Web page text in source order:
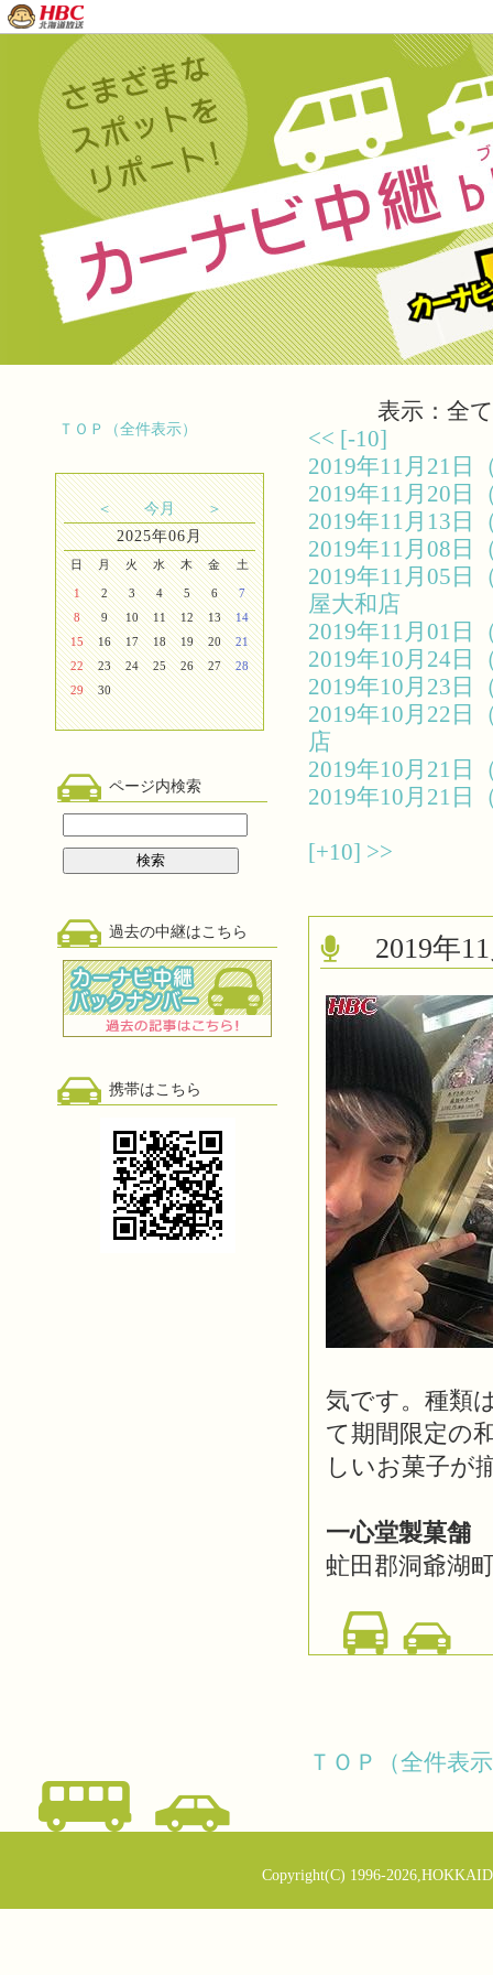
ＴＯＰ（全件表示）
＜ 今月
＞
2025年06月
日 月 火 水 木 金 土
1 2 3 4 5 6
7
8
9 10 11 12 13
14
15
16 17 18 19 20
21
22
23 24 25 26 27
28
29
30
ページ内検索
過去の中継はこちら
携帯はこちら
表示：全て
<< [-10]
2019年11月21
2019年11月20
2019年11月13
2019年11月08
2019年11月05
屋大和店
2019年11月01
2019年10月24
2019年10月23
2019年10月22
店
2019年10月21
2019年10月21
[+10] >>
2019年
気です。種類
て期間限定の
しいお菓子が
一心堂製菓舗
虻田郡洞爺湖
ＴＯＰ（全件表
Copyright(C) 1996-